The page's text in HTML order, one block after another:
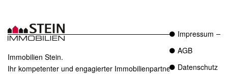
Immobilien Stein.
Ihr kompetenter und engagierter Immobilienpartner in Essen.
Impressum
AGB
Datenschutz